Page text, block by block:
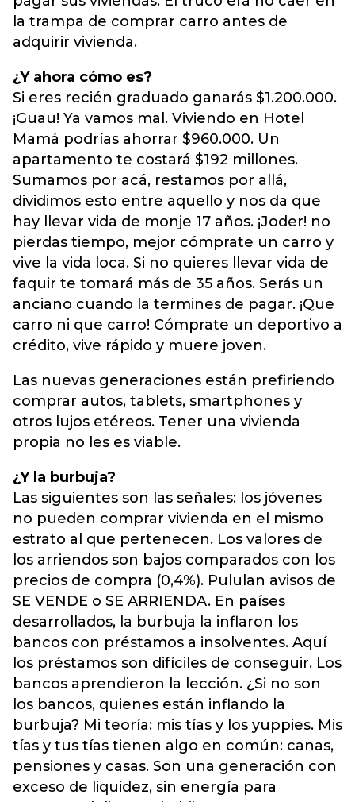
la trampa de comprar carro antes de
adquirir vivienda.
¿Y ahora cómo es?
Si eres recién graduado ganarás $1.200.000.
¡Guau! Ya vamos mal. Viviendo en Hotel
Mamá podrías ahorrar $960.000. Un
apartamento te costará $192 millones.
Sumamos por acá, restamos por allá,
dividimos esto entre aquello y nos da que
hay llevar vida de monje 17 años. ¡Joder! no
pierdas tiempo, mejor cómprate un carro y
vive la vida loca. Si no quieres llevar vida de
faquir te tomará más de 35 años. Serás un
anciano cuando la termines de pagar. ¡Que
carro ni que carro! Cómprate un deportivo a
crédito, vive rápido y muere joven.
Las nuevas generaciones están prefiriendo
comprar autos, tablets, smartphones y
otros lujos etéreos. Tener una vivienda
propia no les es viable.
¿Y la burbuja?
Las siguientes son las señales: los jóvenes
no pueden comprar vivienda en el mismo
estrato al que pertenecen. Los valores de
los arriendos son bajos comparados con los
precios de compra (0,4%). Pululan avisos de
SE VENDE o SE ARRIENDA. En países
desarrollados, la burbuja la inflaron los
bancos con préstamos a insolventes. Aquí
los préstamos son difíciles de conseguir. Los
bancos aprendieron la lección. ¿Si no son
los bancos, quienes están inflando la
burbuja? Mi teoría: mis tías y los yuppies. Mis
tías y tus tías tienen algo en común: canas,
pensiones y casas. Son una generación con
exceso de liquidez, sin energía para